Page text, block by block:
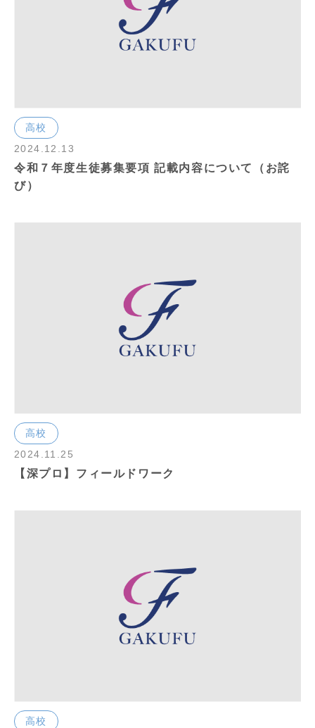
高校
2024.12.13
令和７年度生徒募集要項 記載内容について（お詫
び）
高校
2024.11.25
【深プロ】フィールドワーク
高校